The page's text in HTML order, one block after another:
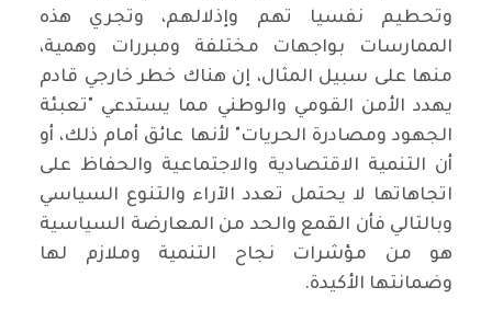
وتحطيم نفسيا تهم وإذلالهم، وتجري هذه
الممارسات بواجهات مختلفة ومبررات وهمية،
منها على سبيل المثال، إن هناك خطر خارجي قادم
يهدد الأمن القومي والوطني مما يستدعي "تعبئة
الجهود ومصادرة الحريات" لأنها عائق أمام ذلك، أو
أن التنمية الاقتصادية والاجتماعية والحفاظ على
اتجاهاتها لا يحتمل تعدد الآراء والتنوع السياسي
وبالتالي فأن القمع والحد من المعارضة السياسية
هو من مؤشرات نجاح التنمية وملازم لها
وضمانتها الأكيدة.